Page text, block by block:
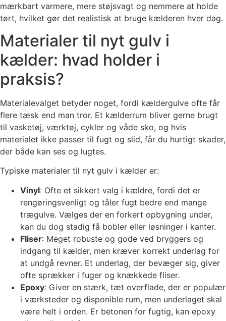
mærkbart varmere, mere støjsvagt og nemmere at holde
tørt, hvilket gør det realistisk at bruge kælderen hver dag.
Materialer til nyt gulv i
kælder: hvad holder i
praksis?
Materialevalget betyder noget, fordi kældergulve ofte får
flere tæsk end man tror. Et kælderrum bliver gerne brugt
til vasketøj, værktøj, cykler og våde sko, og hvis
materialet ikke passer til fugt og slid, får du hurtigt skader,
der både kan ses og lugtes.
Typiske materialer til nyt gulv i kælder er:
Vinyl: Ofte et sikkert valg i kældre, fordi det er
rengøringsvenligt og tåler fugt bedre end mange
trægulve. Vælges der en forkert opbygning under,
kan du dog stadig få bobler eller løsninger i kanter.
Fliser: Meget robuste og gode ved bryggers og
indgang til kælder, men kræver korrekt underlag for
at undgå revner. Et underlag, der bevæger sig, giver
ofte sprækker i fuger og knækkede fliser.
Epoxy: Giver en stærk, tæt overflade, der er populær
i værksteder og disponible rum, men underlaget skal
være helt i orden. Er betonen for fugtig, kan epoxy